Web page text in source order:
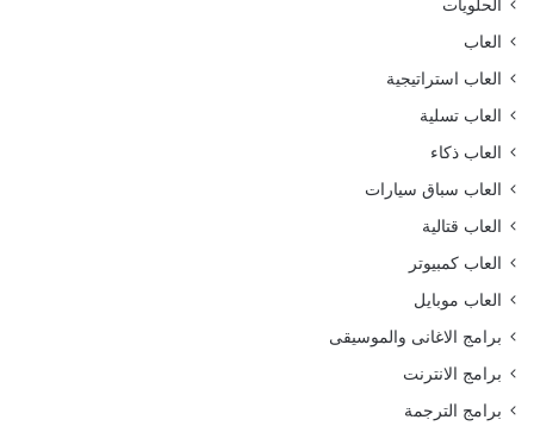
الحلويات
العاب
العاب استراتيجية
العاب تسلية
العاب ذكاء
العاب سباق سيارات
العاب قتالية
العاب كمبيوتر
العاب موبايل
برامج الاغانى والموسيقى
برامج الانترنت
برامج الترجمة